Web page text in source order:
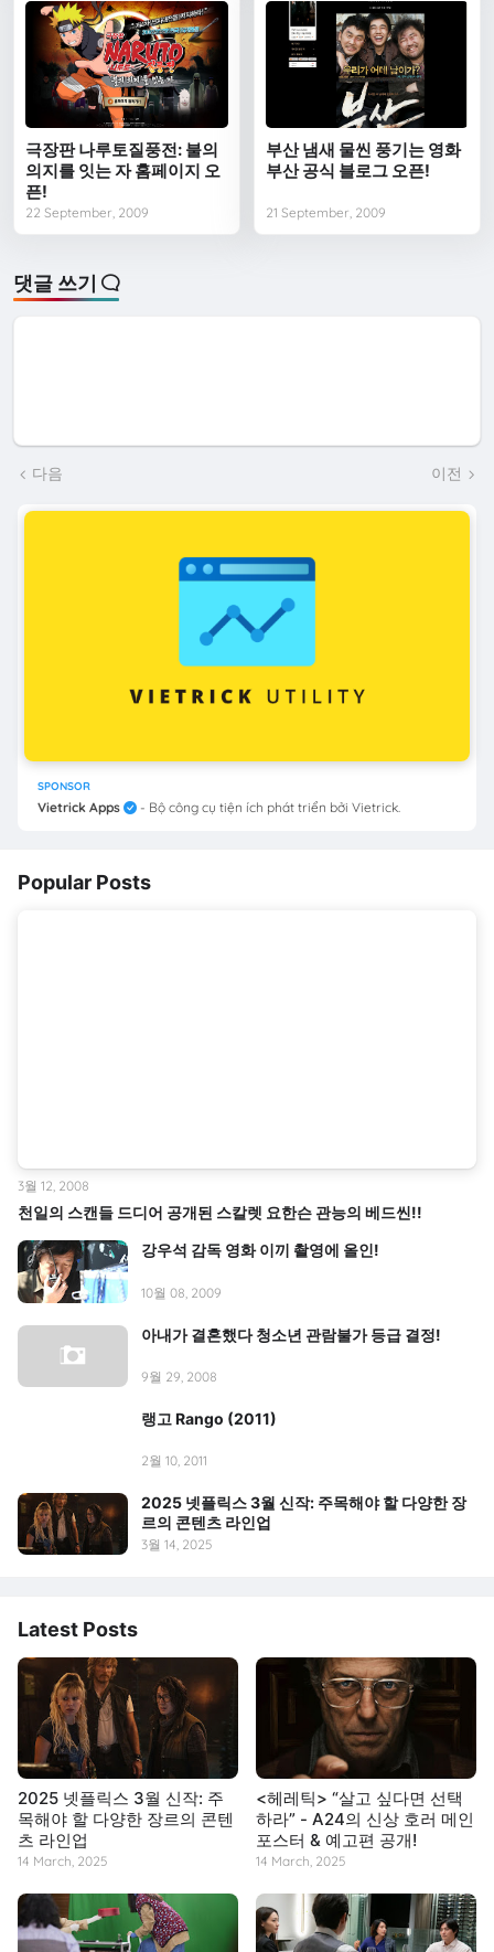
극장판 나루토질풍전: 불의
의지를 잇는 자 홈페이지 오
픈!
22 September, 2009
부산 냄새 물씬 풍기는 영화
부산 공식 블로그 오픈!
21 September, 2009
댓글 쓰기
다음 이전
SPONSOR
Vietrick Apps - Bộ công cụ tiện ích phát triển bởi Vietrick.
Popular Posts
천일의 스캔들 드디어 공개된 스칼렛 요한슨 관능의 베드씬!!
3월 12, 2008
강우석 감독 영화 이끼 촬영에 올인!
10월 08, 2009
아내가 결혼했다 청소년 관람불가 등급 결정!
9월 29, 2008
랭고 Rango (2011)
2월 10, 2011
2025 넷플릭스 3월 신작: 주목해야 할 다양한 장
르의 콘텐츠 라인업
3월 14, 2025
Latest Posts
2025 넷플릭스 3월 신작: 주
목해야 할 다양한 장르의 콘텐
츠 라인업
14 March, 2025
<헤레틱> “살고 싶다면 선택
하라” - A24의 신상 호러 메인
포스터 & 예고편 공개!
14 March, 2025